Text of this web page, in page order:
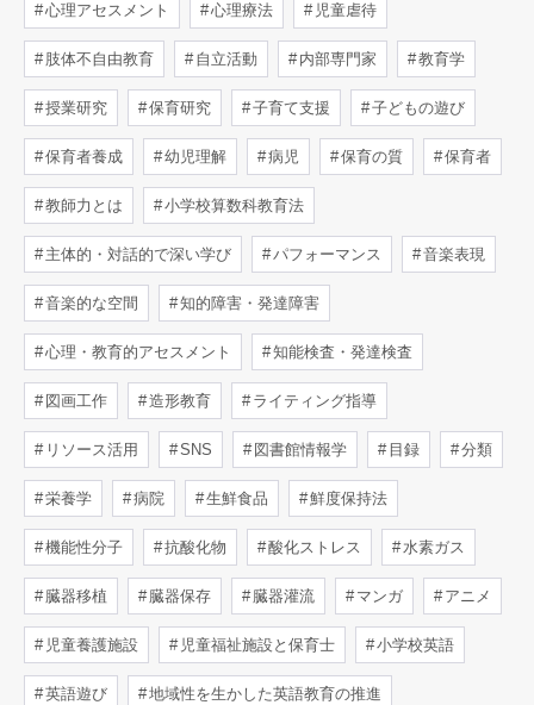
心理アセスメント 心理療法 児童虐待
肢体不自由教育 自立活動 内部専門家 教育学
授業研究 保育研究 子育て支援 子どもの遊び
保育者養成 幼児理解 病児 保育の質 保育者
教師力とは 小学校算数科教育法
主体的・対話的で深い学び パフォーマンス 音楽表現
音楽的な空間 知的障害・発達障害
心理・教育的アセスメント 知能検査・発達検査
図画工作 造形教育 ライティング指導
リソース活用 SNS 図書館情報学 目録 分類
栄養学 病院 生鮮食品 鮮度保持法
機能性分子 抗酸化物 酸化ストレス 水素ガス
臓器移植 臓器保存 臓器灌流 マンガ アニメ
児童養護施設 児童福祉施設と保育士 小学校英語
英語遊び 地域性を生かした英語教育の推進